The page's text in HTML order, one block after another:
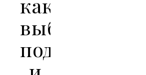
как
выбрать
подрядчика